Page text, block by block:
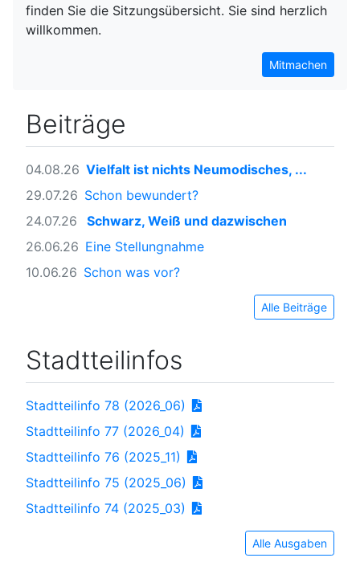
Beiträge
04.08.26 Vielfalt ist nichts Neumodisches, ...
29.07.26 Schon bewundert?
24.07.26
Schwarz, Weiß und dazwischen
26.06.26 Eine Stellungnahme
10.06.26 Schon was vor?
Alle Beiträge
finden Sie die Sitzungsübersicht. Sie sind herzlich
willkommen.
Mitmachen
Stadtteilinfos
Stadtteilinfo 78 (2026_06)
Stadtteilinfo 77 (2026_04)
Stadtteilinfo 76 (2025_11)
Stadtteilinfo 75 (2025_06)
Stadtteilinfo 74 (2025_03)
Alle Ausgaben